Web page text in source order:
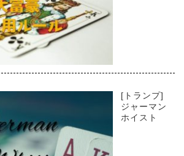
[トランプ]
ジャーマン
ホイスト